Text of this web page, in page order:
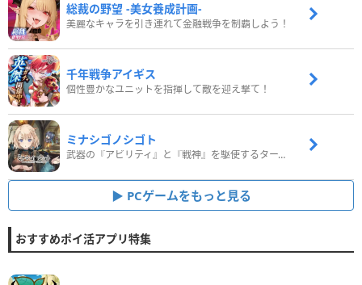
総裁の野望 -美女養成計画-
美麗なキャラを引き連れて金融戦争を制覇しよう！
千年戦争アイギス
個性豊かなユニットを指揮して敵を迎え撃て！
ミナシゴノシゴト
武器の『アビリティ』と『戦神』を駆使するターン制コマンドバトルRPG！
PCゲームをもっと見る
おすすめポイ活アプリ特集